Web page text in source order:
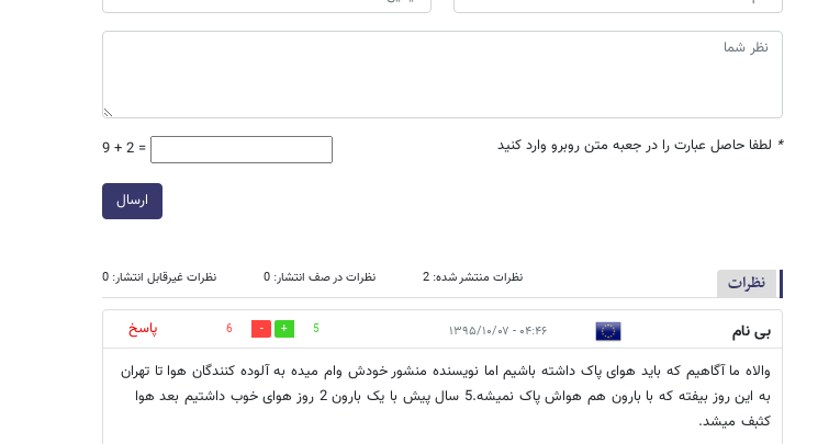
* لطفا حاصل عبارت را در جعبه متن روبرو وارد کنید 9 + 2 =
ارسال
نظرات نظرات منتشر شده: 2 نظرات در صف انتشار: 0 نظرات غیرقابل انتشار: 0
بی نام ۰۴:۴۶ - ۱۳۹۵/۱۰/۰۷ 5
6
پاسخ
والاه ما آگاهیم که باید هوای پاک داشته باشیم اما نویسنده منشور خودش وام میده به آلوده کنندگان هوا تا تهران
به این روز بیفته که با بارون هم هواش پاک نمیشه.5 سال پیش با یک بارون 2 روز هوای خوب داشتیم بعد هوا
کثبف میشد.